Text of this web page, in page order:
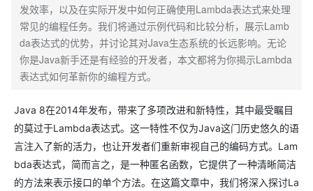
发效率，以及在实际开发中如何正确使用Lambda表达式来处理
常见的编程任务。我们将通过示例代码和比较分析，展示Lamb
da表达式的优势，并讨论其对Java生态系统的长远影响。无论
你是Java新手还是有经验的开发者，本文都将为你揭示Lambda
表达式如何革新你的编程方式。
Java 8在2014年发布，带来了多项改进和新特性，其中最受瞩目
的莫过于Lambda表达式。这一特性不仅为Java这门历史悠久的语
言注入了新的活力，也让开发者们重新审视自己的编码方式。Lam
bda表达式，简而言之，是一种匿名函数，它提供了一种清晰简洁
的方法来表示接口的单个方法。在这篇文章中，我们将深入探讨La